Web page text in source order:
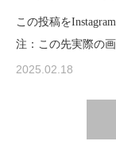
この投稿を
注：この先実際の
2025.02.18